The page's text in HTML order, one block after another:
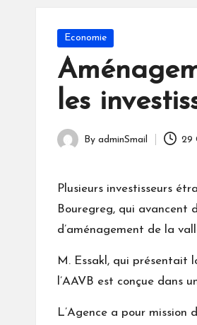
Posted
Economie
les
Posted
By adminSmail 29
Plusieurs investisseurs
Bouregreg, qui avancent
d’aménagement de la
M. Essakl, qui présentait
l’AAVB est conçue dans
L’Agence a pour